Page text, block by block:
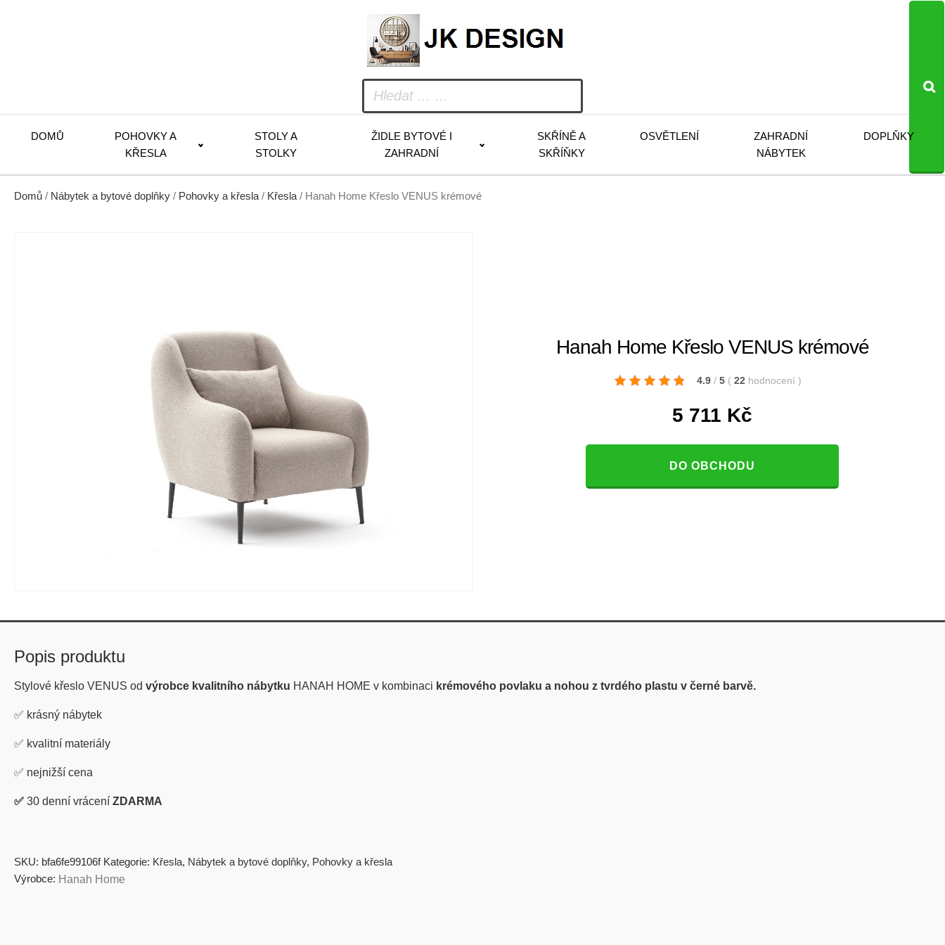
DOMŮ
POHOVKY A
KŘESLA
STOLY A
STOLKY
ŽIDLE BYTOVÉ I
ZAHRADNÍ
SKŘÍNĚ A
SKŘÍŇKY
OSVĚTLENÍ
ZAHRADNÍ
NÁBYTEK
DOPLŇKY
Domů / Nábytek a bytové doplňky / Pohovky a křesla / Křesla / Hanah Home Křeslo VENUS krémové
Hanah Home Křeslo VENUS krémové
4.9 / 5 ( 22 hodnocení )
5 711 Kč
DO OBCHODU
Popis produktu
Stylové křeslo VENUS od výrobce kvalitního nábytku HANAH HOME v kombinaci krémového povlaku a nohou z tvrdého plastu v černé barvě.
✅ krásný nábytek
✅ kvalitní materiály
✅ nejnižší cena
✅ 30 denní vrácení ZDARMA
SKU: bfa6fe99106f Kategorie: Křesla, Nábytek a bytové doplňky, Pohovky a křesla
Výrobce: Hanah Home